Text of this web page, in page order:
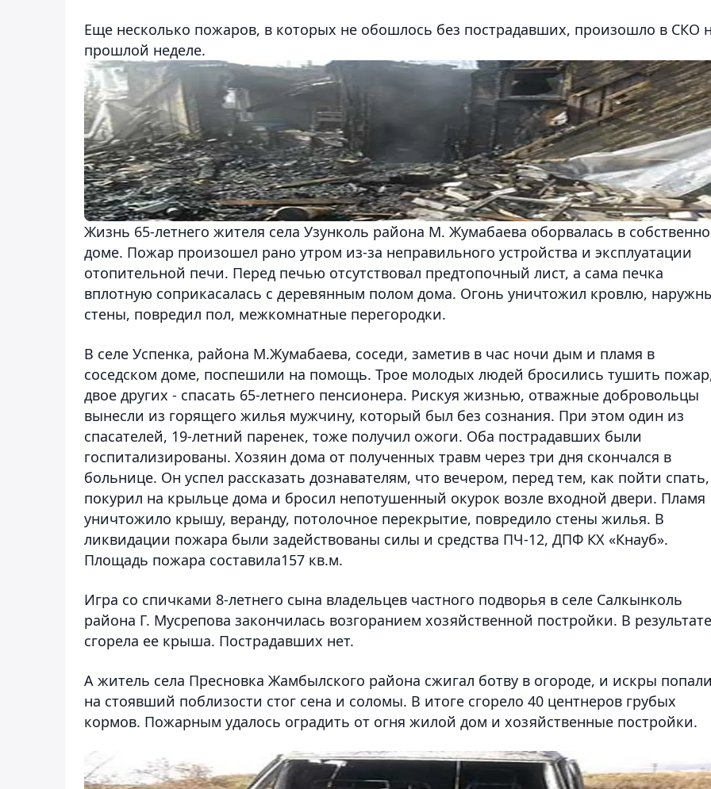
Еще несколько пожаров, в которых не обошлось без пострадавших, произошло в СКО
прошлой неделе.
Жизнь 65-летнего жителя села Узунколь района М. Жумабаева оборвалась в
доме. Пожар произошел рано утром из-за неправильного устройства и эксплуатации
отопительной печи. Перед печью отсутствовал предтопочный лист, а сама печка
вплотную соприкасалась с деревянным полом дома. Огонь уничтожил кровлю,
стены, повредил пол, межкомнатные перегородки.
В селе Успенка, района М.Жумабаева, соседи, заметив в час ночи дым и пламя в
соседском доме, поспешили на помощь. Трое молодых людей бросились тушить
двое других - спасать 65-летнего пенсионера. Рискуя жизнью, отважные добровольцы
вынесли из горящего жилья мужчину, который был без сознания. При этом один из
спасателей, 19-летний паренек, тоже получил ожоги. Оба пострадавших были
госпитализированы. Хозяин дома от полученных травм через три дня скончался в
больнице. Он успел рассказать дознавателям, что вечером, перед тем, как пойти спать,
покурил на крыльце дома и бросил непотушенный окурок возле входной двери. Пламя
уничтожило крышу, веранду, потолочное перекрытие, повредило стены жилья. В
ликвидации пожара были задействованы силы и средства ПЧ-12, ДПФ КХ «Кнауб».
Площадь пожара составила157 кв.м.
Игра со спичками 8-летнего сына владельцев частного подворья в селе Салкынколь
района Г. Мусрепова закончилась возгоранием хозяйственной постройки. В результате
сгорела ее крыша. Пострадавших нет.
А житель села Пресновка Жамбылского района сжигал ботву в огороде, и искры
на стоявший поблизости стог сена и соломы. В итоге сгорело 40 центнеров грубых
кормов. Пожарным удалось оградить от огня жилой дом и хозяйственные постройки.